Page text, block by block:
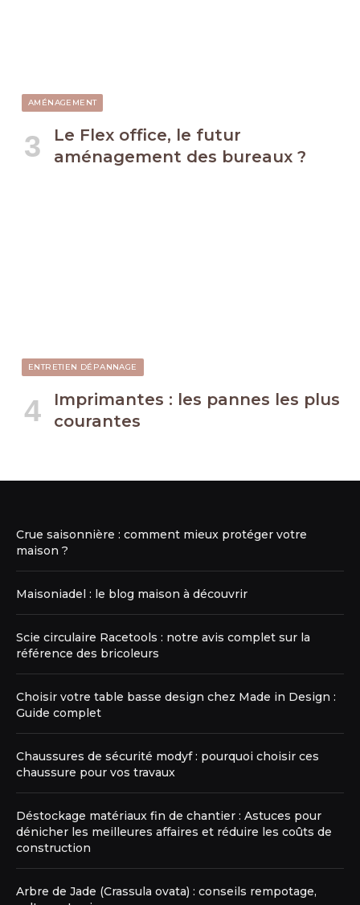
AMÉNAGEMENT
Le Flex office, le futur
aménagement des bureaux ?
ENTRETIEN DÉPANNAGE
Imprimantes : les pannes les plus
courantes
Crue saisonnière : comment mieux protéger votre
maison ?
Maisoniadel : le blog maison à découvrir
Scie circulaire Racetools : notre avis complet sur la
référence des bricoleurs
Choisir votre table basse design chez Made in Design :
Guide complet
Chaussures de sécurité modyf : pourquoi choisir ces
chaussure pour vos travaux
Déstockage matériaux fin de chantier : Astuces pour
dénicher les meilleures affaires et réduire les coûts de
construction
Arbre de Jade (Crassula ovata) : conseils rempotage,